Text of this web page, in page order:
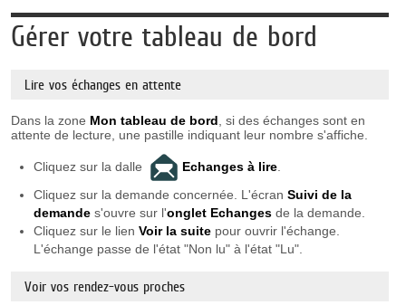
Gérer votre tableau de bord
Lire vos échanges en attente
Dans la zone Mon tableau de bord , si des échanges sont en
attente de lecture, une pastille indiquant leur nombre s'affiche.
Cliquez sur la dalle Echanges à lire.
Cliquez sur la demande concernée. L'écran Suivi de la
demandes'ouvre sur l'onglet Echangesde la demande.
Cliquez sur le lien Voir la suitepour ouvrir l'échange.
L'échange passe de l'état "Non lu" à l'état "Lu".
Voir vos rendez-vous proches